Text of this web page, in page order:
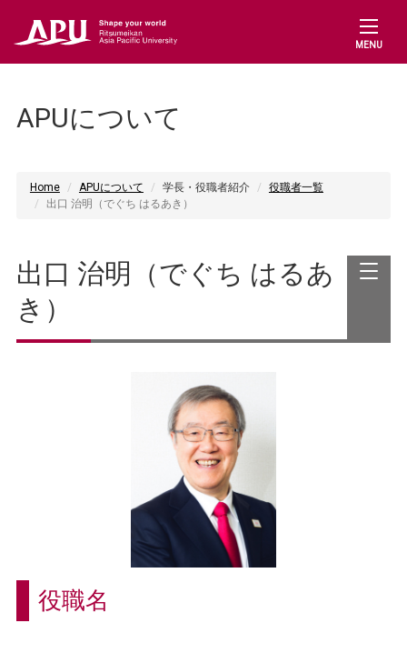
MENU
APUについて
Home APUについて 学長・役職者紹介
役職者一覧
出口 治明（でぐち はるあき）
出口 治明（でぐち はるあ
き）
役職名